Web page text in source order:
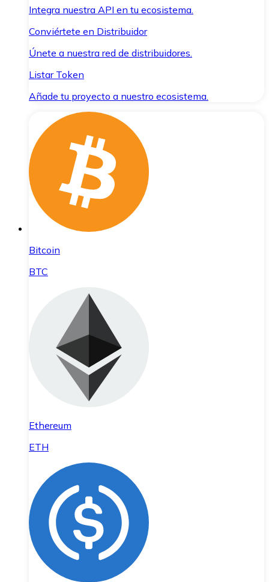
Integra nuestra API en tu ecosistema.
Conviértete en Distribuidor
Únete a nuestra red de distribuidores.
Listar Token
Añade tu proyecto a nuestro ecosistema.
Bitcoin
BTC
Ethereum
ETH